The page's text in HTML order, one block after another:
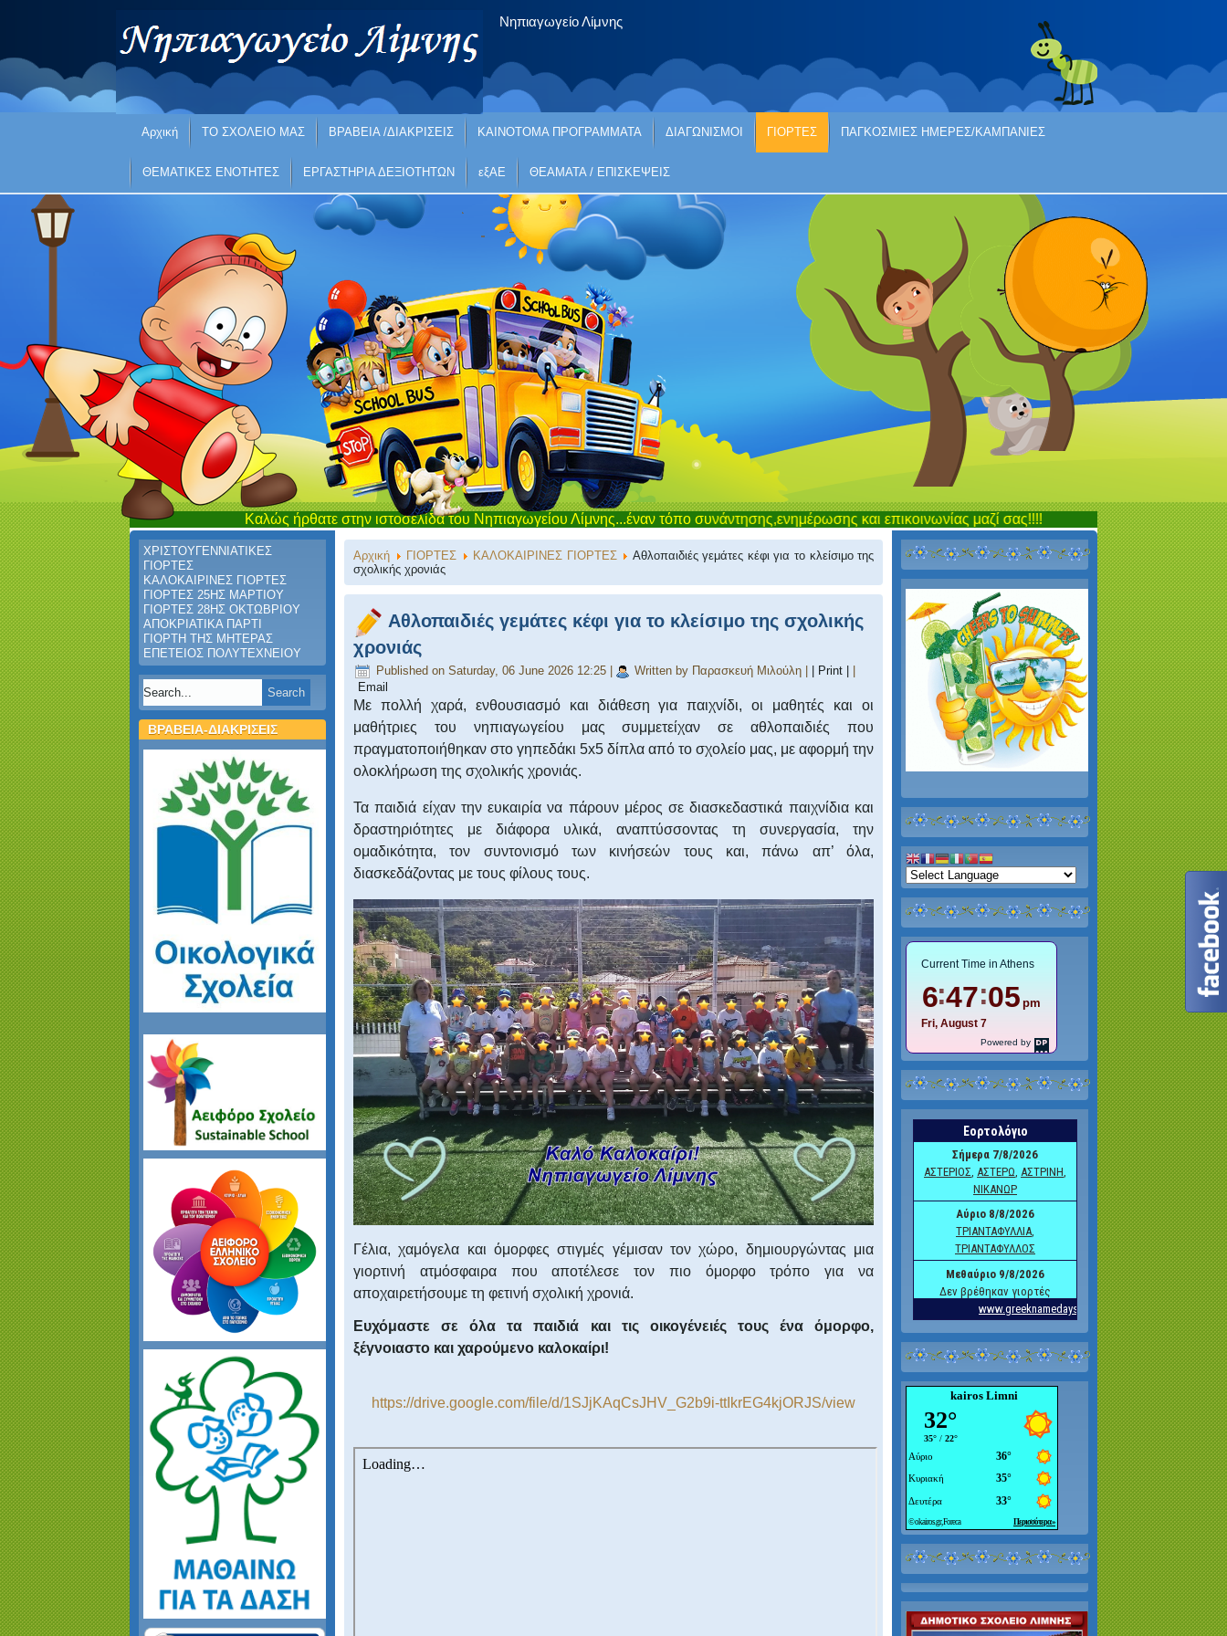
Νηπιαγωγείο Λίμνης
Αρχική ΤΟ ΣΧΟΛΕΙΟ ΜΑΣ ΒΡΑΒΕΙΑ /ΔΙΑΚΡΙΣΕΙΣ ΚΑΙΝΟΤΟΜΑ ΠΡΟΓΡΑΜΜΑΤΑ ΔΙΑΓΩΝΙΣΜΟΙ ΓΙΟΡΤΕΣ ΠΑΓΚΟΣΜΙΕΣ ΗΜΕΡΕΣ/ΚΑΜΠΑΝΙΕΣ
ΘΕΜΑΤΙΚΕΣ ΕΝΟΤΗΤΕΣ ΕΡΓΑΣΤΗΡΙΑ ΔΕΞΙΟΤΗΤΩΝ εξΑΕ ΘΕΑΜΑΤΑ / ΕΠΙΣΚΕΨΕΙΣ
Καλώς ήρθατε στην ιστοσελίδα του Νηπιαγωγείου Λίμνης...έναν τόπο συνάντησης,ενημέρωσης και επικοινωνίας μαζί σας!!!!
ΧΡΙΣΤΟΥΓΕΝΝΙΑΤΙΚΕΣ
ΓΙΟΡΤΕΣ
ΚΑΛΟΚΑΙΡΙΝΕΣ ΓΙΟΡΤΕΣ
ΓΙΟΡΤΕΣ 25ΗΣ ΜΑΡΤΙΟΥ
ΓΙΟΡΤΕΣ 28ΗΣ ΟΚΤΩΒΡΙΟΥ
ΑΠΟΚΡΙΑΤΙΚΑ ΠΑΡΤΙ
ΓΙΟΡΤΗ ΤΗΣ ΜΗΤΕΡΑΣ
ΕΠΕΤΕΙΟΣ ΠΟΛΥΤΕΧΝΕΙΟΥ
ΒΡΑΒΕΙΑ-ΔΙΑΚΡΙΣΕΙΣ
Αρχική ΓΙΟΡΤΕΣ ΚΑΛΟΚΑΙΡΙΝΕΣ ΓΙΟΡΤΕΣ
Αθλοπαιδιές γεμάτες κέφι για το κλείσιμο της
σχολικής χρονιάς
Αθλοπαιδιές γεμάτες κέφι για το κλείσιμο της σχολικής
χρονιάς
Published on Saturday, 06 June 2026 12:25 Written by Παρασκευή Μιλούλη | Print |
Email
Με πολλή χαρά, ενθουσιασμό και διάθεση για παιχνίδι, οι μαθητές και οι
μαθήτριες του νηπιαγωγείου μας συμμετείχαν σε αθλοπαιδιές που
πραγματοποιήθηκαν στο γηπεδάκι 5x5 δίπλα από το σχολείο μας, με αφορμή την
ολοκλήρωση της σχολικής χρονιάς.
Τα παιδιά είχαν την ευκαιρία να πάρουν μέρος σε διασκεδαστικά παιχνίδια και
δραστηριότητες με διάφορα υλικά, αναπτύσσοντας τη συνεργασία, την
ομαδικότητα, τον συντονισμό των κινήσεών τους και, πάνω απ’ όλα,
διασκεδάζοντας με τους φίλους τους.
Γέλια, χαμόγελα και όμορφες στιγμές γέμισαν τον χώρο, δημιουργώντας μια
γιορτινή ατμόσφαιρα που αποτέλεσε τον πιο όμορφο τρόπο για να
αποχαιρετήσουμε τη φετινή σχολική χρονιά.
Ευχόμαστε σε όλα τα παιδιά και τις οικογένειές τους ένα όμορφο,
ξέγνοιαστο και χαρούμενο καλοκαίρι!
https://drive.google.com/file/d/1SJjKAqCsJHV_G2b9i-ttIkrEG4kjORJS/view kairos Limni